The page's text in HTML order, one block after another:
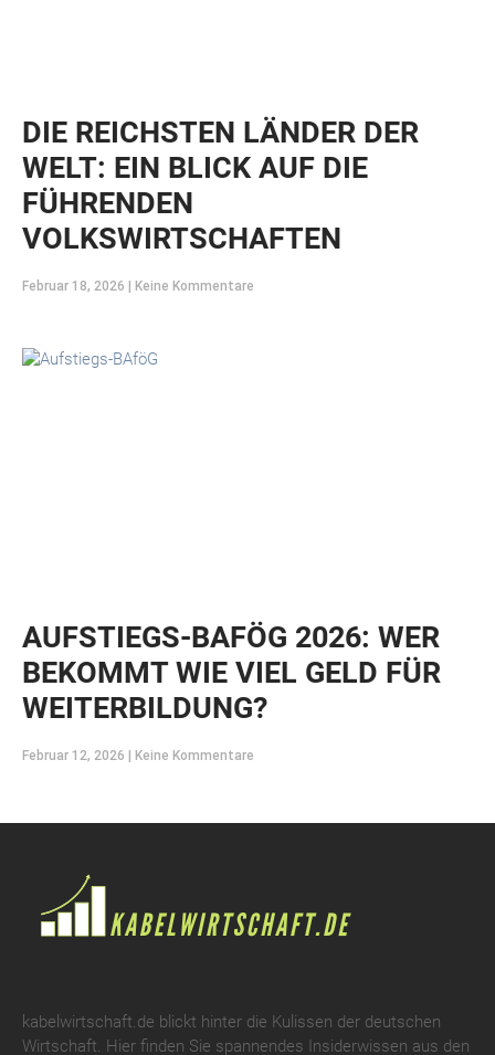
DIE REICHSTEN LÄNDER DER
WELT: EIN BLICK AUF DIE
FÜHRENDEN
VOLKSWIRTSCHAFTEN
Februar 18, 2026 Keine Kommentare
AUFSTIEGS-BAFÖG 2026: WER
BEKOMMT WIE VIEL GELD FÜR
WEITERBILDUNG?
Februar 12, 2026 Keine Kommentare
kabelwirtschaft.de blickt hinter die Kulissen der deutschen
Wirtschaft. Hier finden Sie spannendes Insiderwissen aus den